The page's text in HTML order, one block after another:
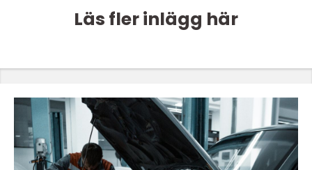
Läs fler inlägg här